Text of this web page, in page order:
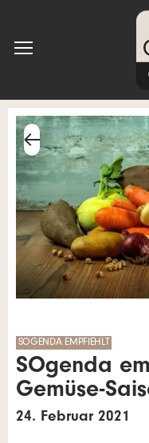
SOGENDA EMPFIEHLT
SOgenda
Gemüse-
24. Februar 2021